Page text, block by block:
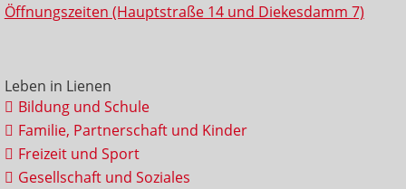
Öffnungszeiten (Hauptstraße 14 und Diekesdamm 7)
Leben in Lienen
Bildung und Schule
Familie, Partnerschaft und Kinder
Freizeit und Sport
Gesellschaft und Soziales